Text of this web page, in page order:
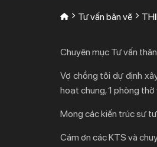
Tư vấn bản vẽ
Chuyên mục Tư vấn
Vợ chồng tôi dự định
hoạt chung, 1 phòng
Mong các kiến trúc sư
Cám ơn các KTS và